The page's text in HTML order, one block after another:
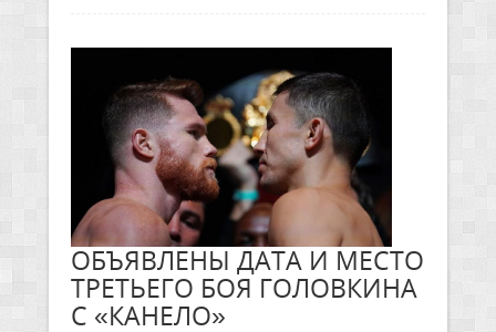
ОБЪЯВЛЕНЫ ДАТА И МЕСТО
ТРЕТЬЕГО БОЯ ГОЛОВКИНА
С «КАНЕЛО»